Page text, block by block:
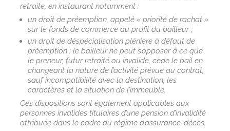
retraite, en instaurant notamment :
un droit de préemption, appelé « priorité de rachat »
sur le fonds de commerce au profit du bailleur ;
un droit de déspécialisation plénière à défaut de
préemption : le bailleur ne peut s’opposer à ce que
le preneur, futur retraité ou invalide, cède le bail en
changeant la nature de l’activité prévue au contrat,
sauf incompatibilité avec la destination, les
caractères et la situation de l’immeuble.
Ces dispositions sont également applicables aux
personnes invalides titulaires d’une pension d’invalidité
attribuée dans le cadre du régime d’assurance-décès.